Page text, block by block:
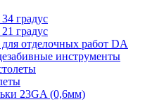
градус
градус
отделочных работ DA
инструменты
23GA (0,6мм)